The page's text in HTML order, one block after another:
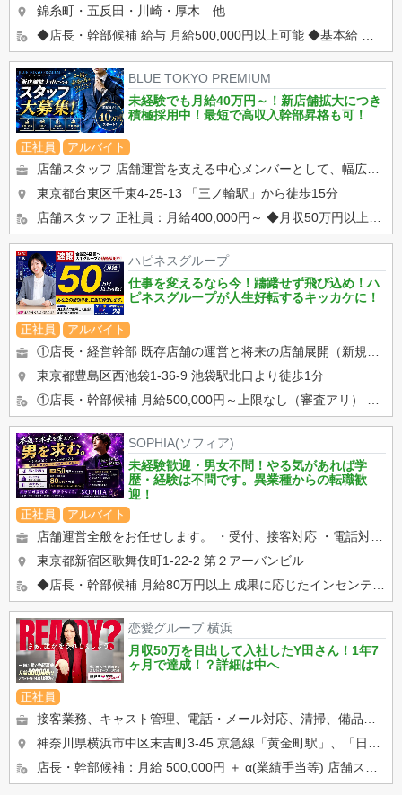
錦糸町・五反田・川崎・厚木 他
BLUE TOKYO PREMIUM
未経験でも月給40万円～！新店舗拡大につき
積極採用中！最短で高収入幹部昇格も可！
正社員 アルバイト
東京都台東区千束4-25-13
「三ノ輪駅」から徒歩15分
ハピネスグループ
仕事を変えるなら今！躊躇せず飛び込め！ハ
ピネスグループが人生好転するキッカケに！
正社員 アルバイト
東京都豊島区西池袋1-36-9 池袋駅北口より徒歩1分
SOPHIA(ソフィア)
未経験歓迎・男女不問！やる気があれば学
歴・経験は不問です。異業種からの転職歓
迎！
正社員 アルバイト
東京都新宿区歌舞伎町1-22-2 第２アーバンビル
恋愛グループ 横浜
月収50万を目出して入社したY田さん！1年7
ヶ月で達成！？詳細は中へ
正社員